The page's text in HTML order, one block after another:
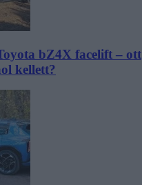
bZ4X facelift – ott
kellett?